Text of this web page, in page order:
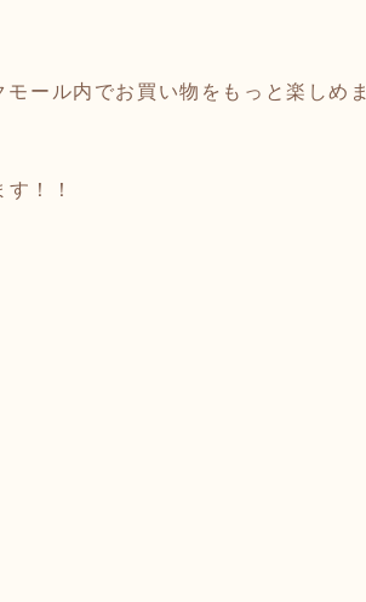
ール内でお買い物をもっと楽しめま
！！